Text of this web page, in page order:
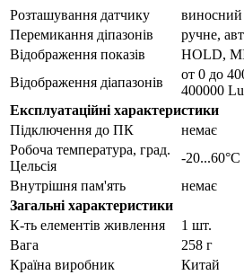
Розташування датчику
виносний
Перемикання діпазонів
ручне,
Відображення показів
HOLD,
Відображення діапазонів
от 0 до
400000
Експлуатаційні характеристики
Підключення до ПК
немає
Робоча температура, град.
Цельсія
-20...60°С
Внутрішня пам'ять
немає
Загальні характеристики
К-ть елементів живлення
1 шт.
Вага
258 г
Країна виробник
Китай